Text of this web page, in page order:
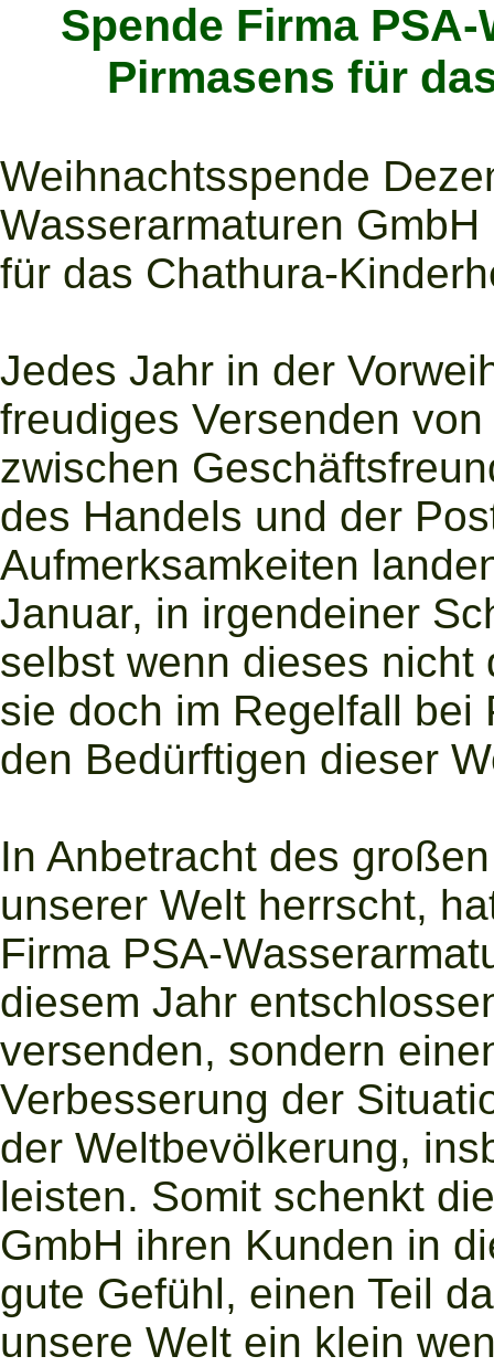
Spende Firma
Pirmasens für
Weihnachtsspende
Wasserarmaturen
für das Chathura-
Jedes Jahr in der
freudiges Versenden
zwischen
des Handels und der
Aufmerksamkeiten
Januar, in irgendeiner
selbst wenn dieses
sie doch im Regelfall bei
den Bedürftigen dieser
In Anbetracht des
unserer Welt herrscht,
Firma PSA-
diesem Jahr
versenden, sondern
Verbesserung der
der Weltbevölkerung,
leisten. Somit schenkt
GmbH ihren Kunden in
gute Gefühl, einen Teil
unsere Welt ein klein